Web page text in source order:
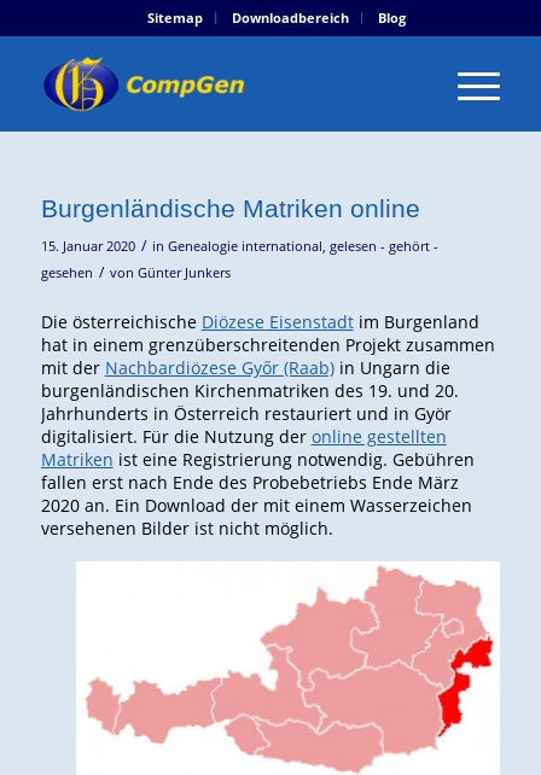
Sitemap Downloadbereich Blog
Burgenländische Matriken online
15. Januar 2020 / in Genealogie international, gelesen - gehört -
gesehen / von Günter Junkers
Die österreichische Diözese Eisenstadtim Burgenland
hat in einem grenzüberschreitenden Projekt zusammen
mit der Nachbardiözese Győr (Raab)in Ungarn die
burgenländischen Kirchenmatriken des 19. und 20.
Jahrhunderts in Österreich restauriert und in Györ
digitalisiert. Für die Nutzung der online gestellten
Matriken ist eine Registrierung notwendig. Gebühren
fallen erst nach Ende des Probebetriebs Ende März
2020 an. Ein Download der mit einem Wasserzeichen
versehenen Bilder ist nicht möglich.